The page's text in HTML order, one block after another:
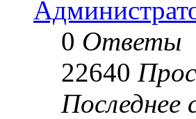
0 Ответы
22640
Последнее